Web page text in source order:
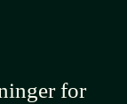
for